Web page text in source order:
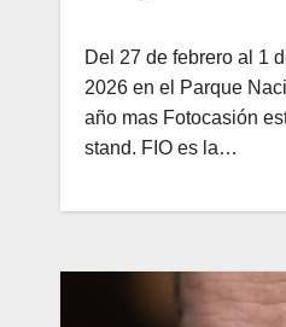
Del 27 de febrero al 1
2026 en el Parque
año mas Fotocasión
stand. FIO es la…